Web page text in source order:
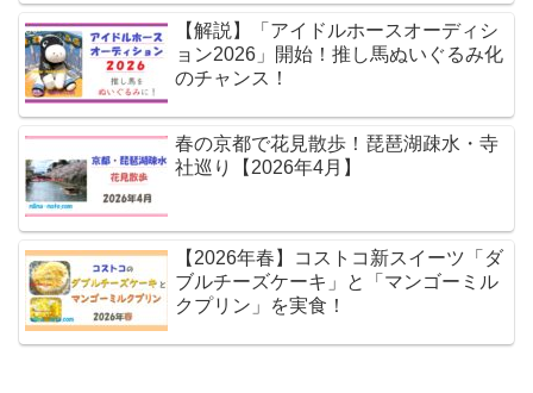
【解説】「アイドルホースオーディシ
ョン2026」開始！推し馬ぬいぐるみ化
のチャンス！
春の京都で花見散歩！琵琶湖疎水・寺
社巡り【2026年4月】
【2026年春】コストコ新スイーツ「ダ
ブルチーズケーキ」と「マンゴーミル
クプリン」を実食！